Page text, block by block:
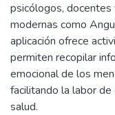
psicólogos,
modernas como
aplicación ofrece
permiten recopilar
emocional de los
facilitando la labor
salud.